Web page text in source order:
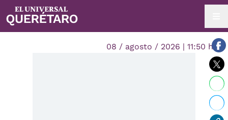
08 / agosto / 2026 | 11:50 hrs.